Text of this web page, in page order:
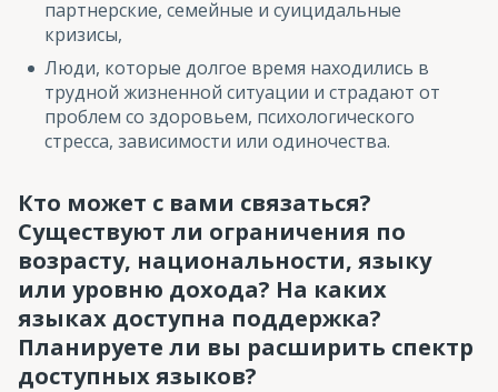
партнерские, семейные и суицидальные
кризисы,
Люди, которые долгое время находились в
трудной жизненной ситуации и страдают от
проблем со здоровьем, психологического
стресса, зависимости или одиночества.
Кто может с вами связаться?
Существуют ли ограничения по
возрасту, национальности, языку
или уровню дохода? На каких
языках доступна поддержка?
Планируете ли вы расширить спектр
доступных языков?